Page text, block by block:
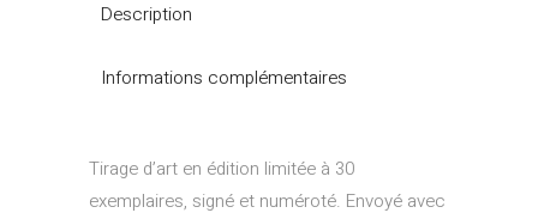
Description
Informations complémentaires
Tirage d’art en édition limitée à 30
exemplaires, signé et numéroté. Envoyé avec